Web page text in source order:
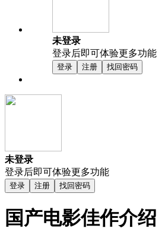
未登录
登录后即可体验更多功能
登录 注册 找回密码
未登录
登录后即可体验更多功能
登录 注册 找回密码
国产电影佳作介绍